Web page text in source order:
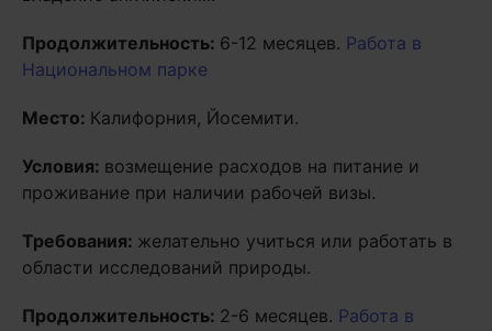
Продолжительность: 6-12 месяцев. Работа в
Национальном парке
Место: Калифорния, Йосемити.
Условия: возмещение расходов на питание и
проживание при наличии рабочей визы.
Требования: желательно учиться или работать в
области исследований природы.
Продолжительность: 2-6 месяцев. Работа в